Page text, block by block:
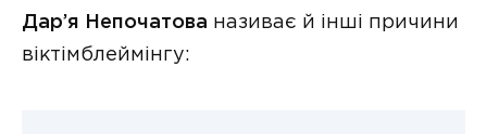
Дар’я Непочатова називає й інші причини
віктімблеймінгу: